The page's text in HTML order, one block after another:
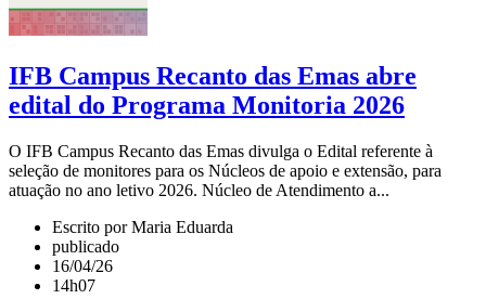
IFB Campus Recanto das Emas abre
edital do Programa Monitoria 2026
O IFB Campus Recanto das Emas divulga o Edital referente à
seleção de monitores para os Núcleos de apoio e extensão, para
atuação no ano letivo 2026. Núcleo de Atendimento a...
Escrito por Maria Eduarda
publicado
16/04/26
14h07